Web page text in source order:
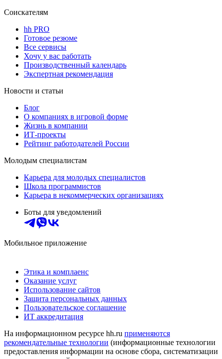
Соискателям
hh PRO
Готовое резюме
Все сервисы
Хочу у вас работать
Производственный календарь
Экспертная рекомендация
Новости и статьи
Блог
О компаниях в игровой форме
Жизнь в компании
ИТ-проекты
Рейтинг работодателей России
Молодым специалистам
Карьера для молодых специалистов
Школа программистов
Карьера в некоммерческих организациях
Боты для уведомлений
Мобильное приложение
Этика и комплаенс
Оказание услуг
Использование сайтов
Защита персональных данных
Пользовательское соглашение
ИТ аккредитация
На информационном ресурсе hh.ru применяются
рекомендательные технологии (информационные технологии
предоставления информации на основе сбора, систематизации